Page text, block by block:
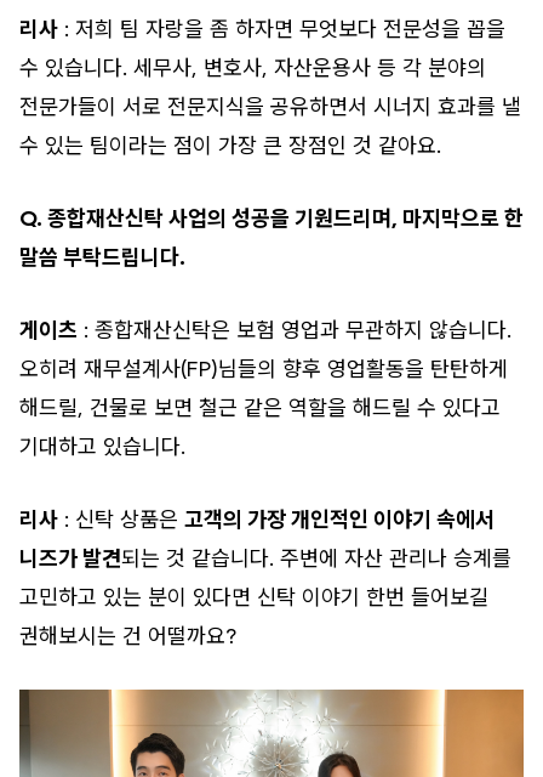
리사 : 저희 팀 자랑을 좀 하자면 무엇보다 전문성을 꼽을
수 있습니다. 세무사, 변호사, 자산운용사 등 각 분야의
전문가들이 서로 전문지식을 공유하면서 시너지 효과를 낼
수 있는 팀이라는 점이 가장 큰 장점인 것 같아요.
Q. 종합재산신탁 사업의 성공을 기원드리며, 마지막으로 한
말씀 부탁드립니다.
게이츠 : 종합재산신탁은 보험 영업과 무관하지 않습니다.
오히려 재무설계사(FP)님들의 향후 영업활동을 탄탄하게
해드릴, 건물로 보면 철근 같은 역할을 해드릴 수 있다고
기대하고 있습니다.
리사 : 신탁 상품은 고객의 가장 개인적인 이야기 속에서
니즈가 발견되는 것 같습니다. 주변에 자산 관리나 승계를
고민하고 있는 분이 있다면 신탁 이야기 한번 들어보길
권해보시는 건 어떨까요?